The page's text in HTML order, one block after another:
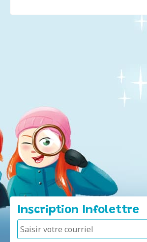
Inscription Infolettre